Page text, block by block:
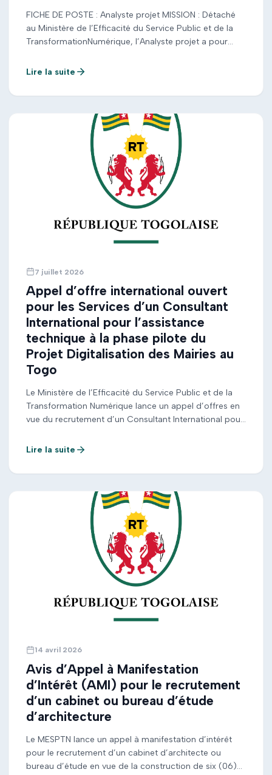
FICHE DE POSTE : Analyste projet MISSION : Détaché
au Ministère de l’Efficacité du Service Public et de la
TransformationNumérique, l’Analyste projet a pour
en œuvre et le suivi des projets stratégiques.
analytique et de la production d’insights stratégiques
Lire la suite
7 juillet 2026
Appel d’offre international ouvert
pour les Services d’un Consultant
International pour l’assistance
technique à la phase pilote du
Projet Digitalisation des Mairies au
Togo
Le Ministère de l’Efficacité du Service Public et de la
Transformation Numérique lance un appel d’offres en
vue du recrutement d’un Consultant International pour
Digitalisation des Mairies au Togo.
Lire la suite
14 avril 2026
Avis d’Appel à Manifestation
d’Intérêt (AMI) pour le recrutement
d’un cabinet ou bureau d’étude
d’architecture
Le MESPTN lance un appel à manifestation d’intérêt
pour le recrutement d’un cabinet d’architecte ou
bureau d’étude en vue de la construction de six (06)